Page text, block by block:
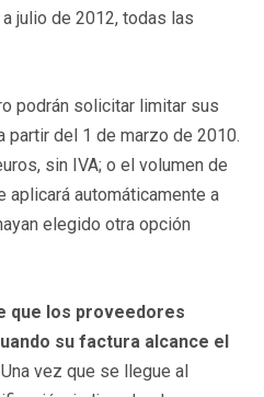
julio de 2012, todas las
podrán solicitar limitar sus
partir del 1 de marzo de 2010.
sin IVA; o el volumen de
automáticamente a
elegido otra opción
que los proveedores
su factura alcance el
Una vez que se llegue al